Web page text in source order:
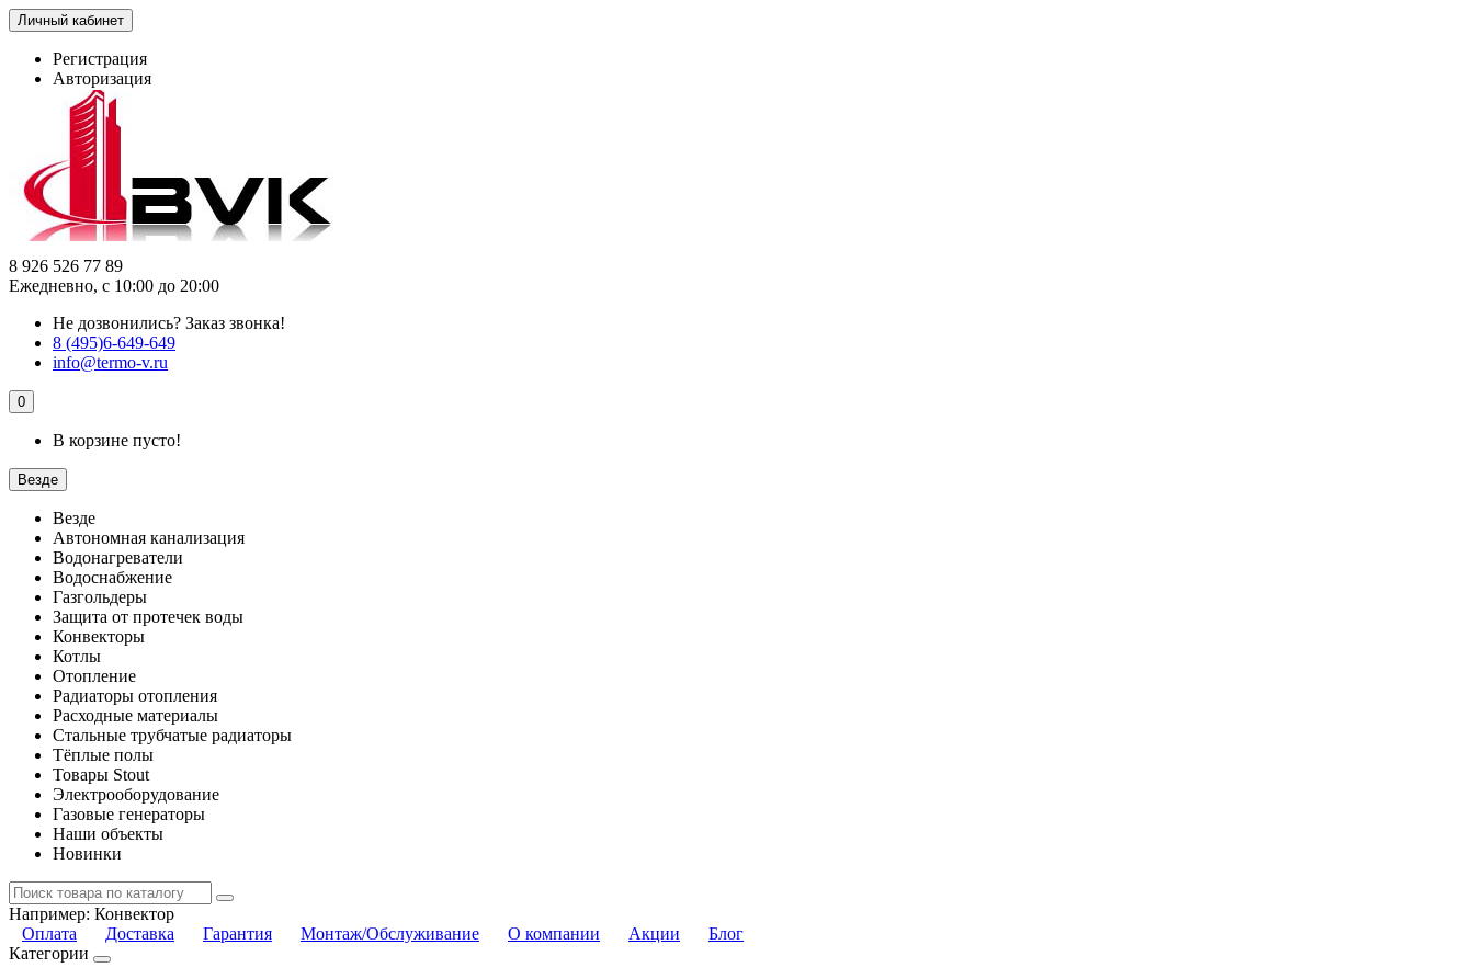
Личный кабинет
Регистрация
Авторизация
8 926 526 77 89
Ежедневно, с 10:00 до 20:00
Не дозвонились? Заказ звонка!
8 (495)6-649-649
info@termo-v.ru
0
В корзине пусто!
Везде
Везде
Автономная канализация
Водонагреватели
Водоснабжение
Газгольдеры
Защита от протечек воды
Конвекторы
Котлы
Отопление
Радиаторы отопления
Расходные материалы
Стальные трубчатые радиаторы
Тёплые полы
Товары Stout
Электрооборудование
Газовые генераторы
Наши объекты
Новинки
Например: Конвектор
Оплата
Доставка Гарантия Монтаж/Обслуживание О компании Акции
Блог
Категории